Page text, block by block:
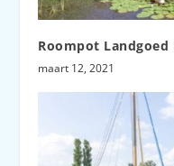
Roompot Landgoed
maart 12, 2021